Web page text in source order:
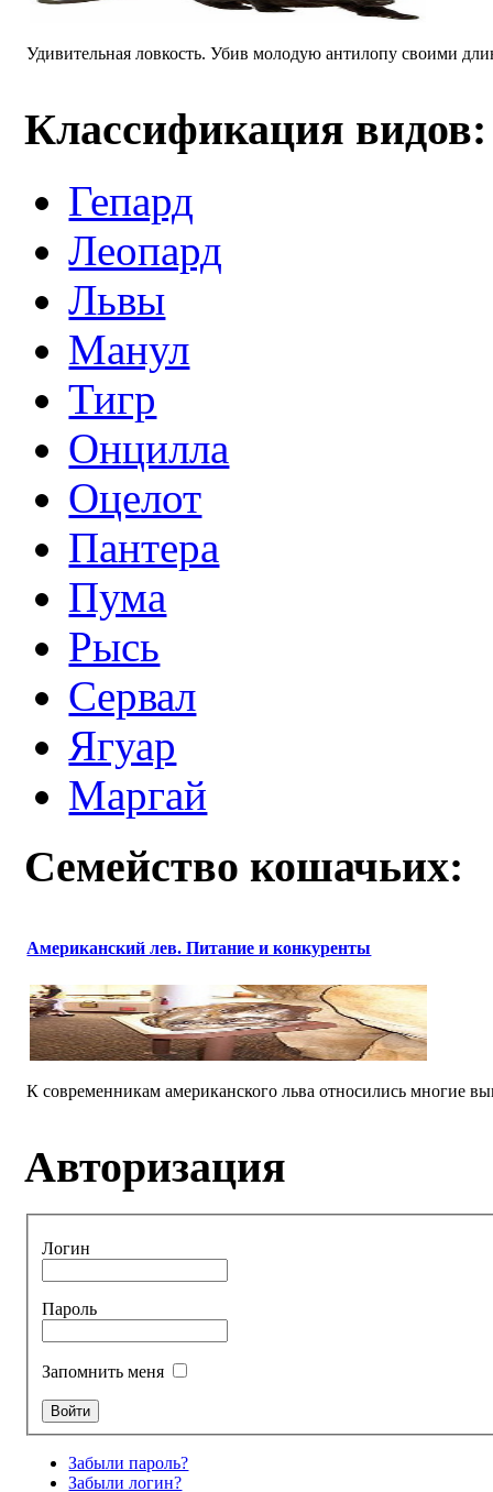
Удивительная ловкость. Убив молодую антилопу своими
Классификация видов:
Гепард
Леопард
Львы
Манул
Тигр
Онцилла
Оцелот
Пантера
Пума
Рысь
Сервал
Ягуар
Маргай
Семейство кошачьих:
Американский лев. Питание и конкуренты
К современникам американского льва относились многие
Авторизация
Логин
Пароль
Запомнить меня
Забыли пароль?
Забыли логин?